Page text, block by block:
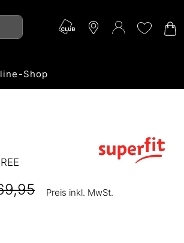
Shop
Preis inkl. MwSt.